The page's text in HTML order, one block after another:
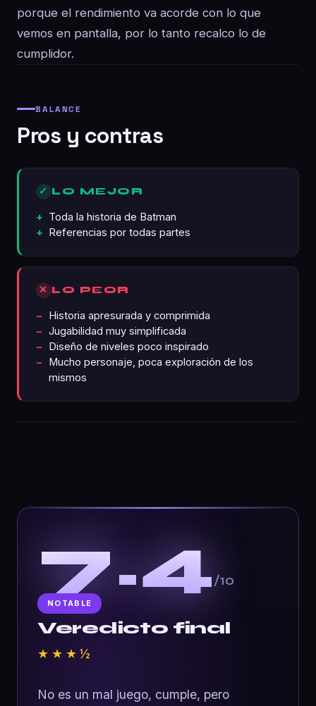
porque el rendimiento va acorde con lo que
vemos en pantalla, por lo tanto recalco lo de
cumplidor.
BALANCE
Pros y contras
✓ LO MEJOR
Toda la historia de Batman
Referencias por todas partes
✕ LO PEOR
Historia apresurada y comprimida
Jugabilidad muy simplificada
Diseño de niveles poco inspirado
Mucho personaje, poca exploración de los
mismos
7.4/10
NOTABLE
Veredicto final
★★★½
No es un mal juego, cumple, pero